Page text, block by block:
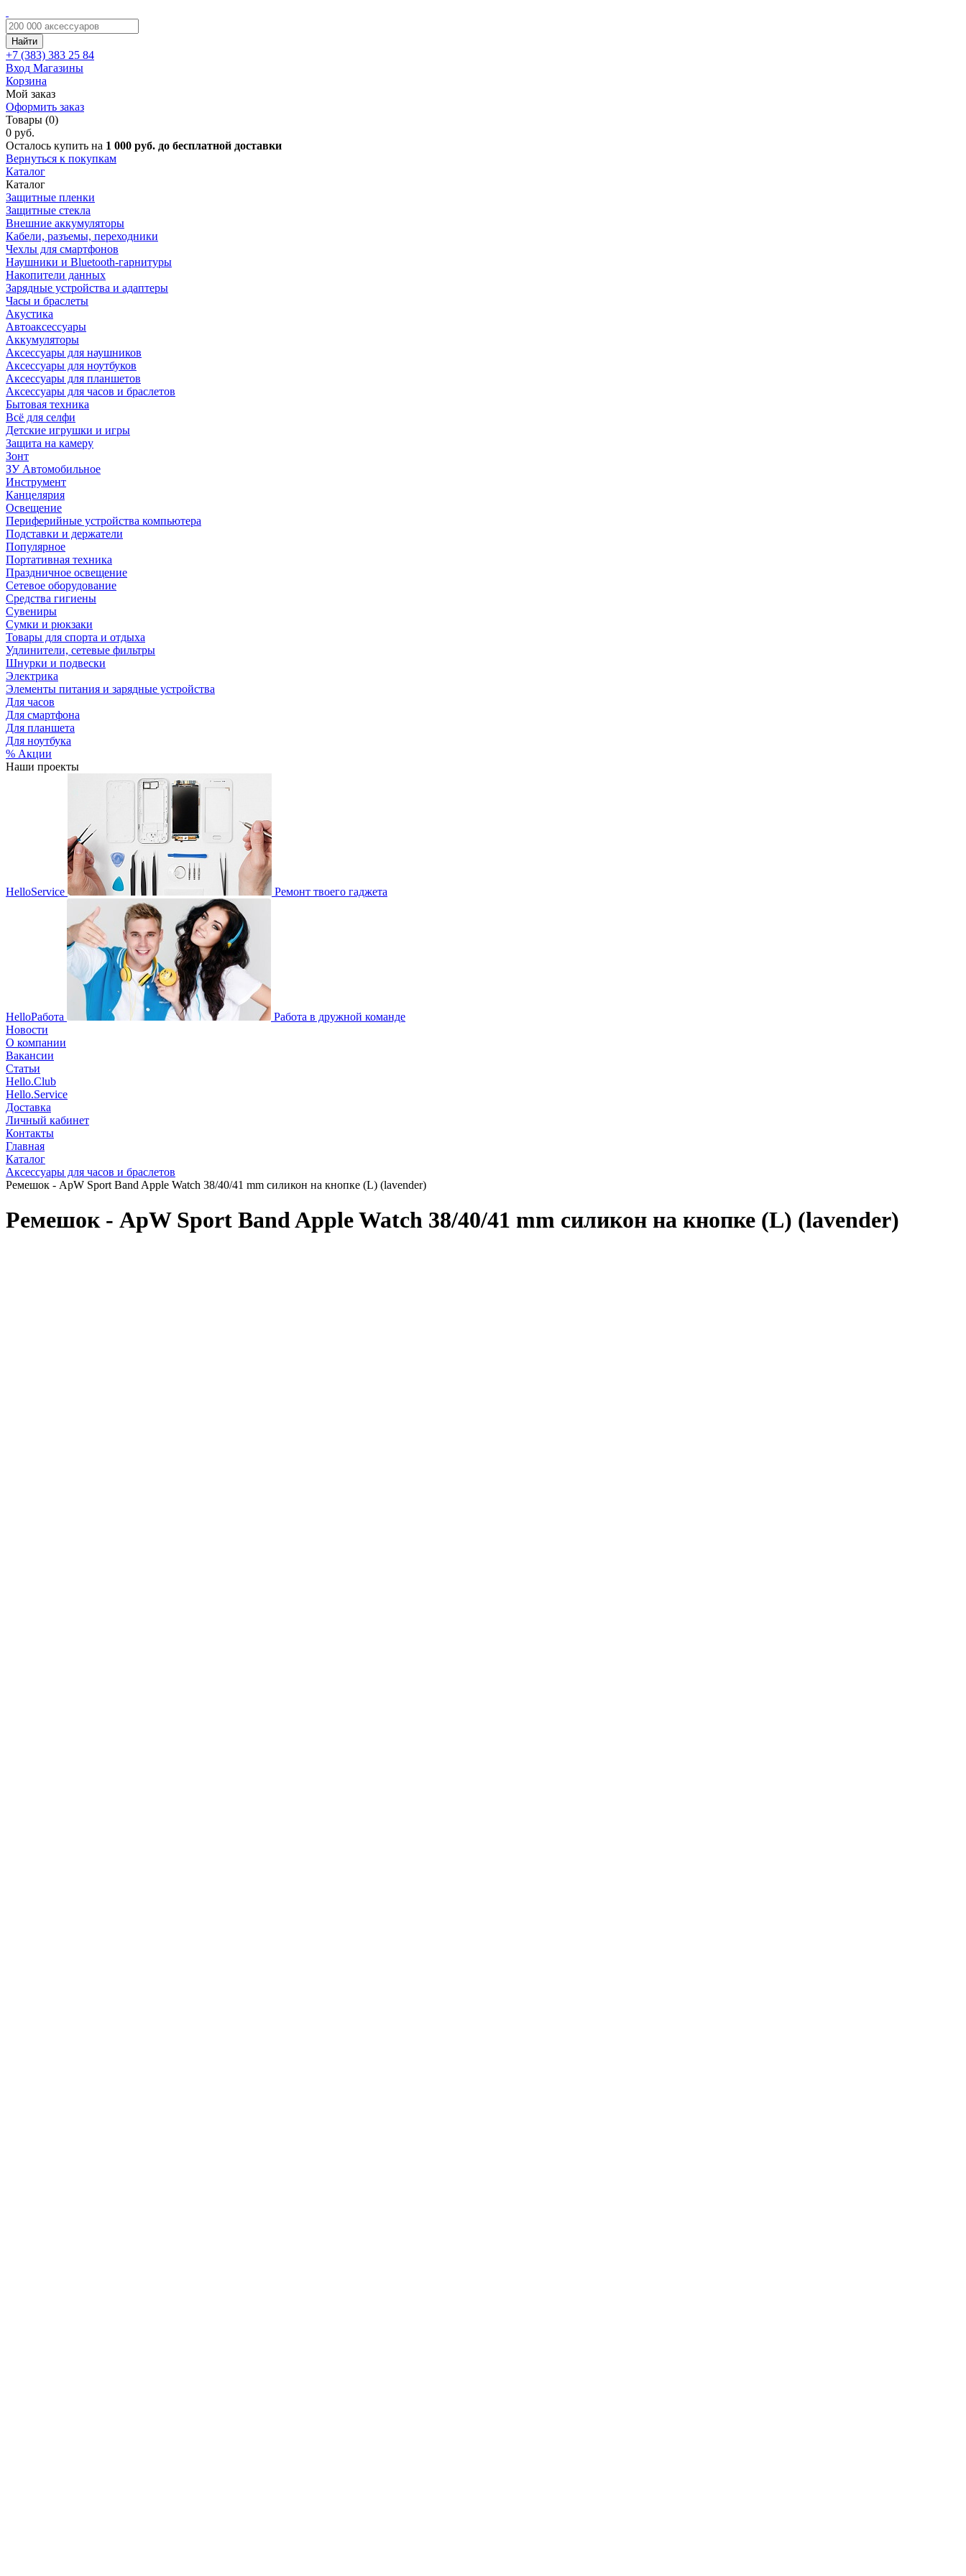
Найти
+7 (383) 383 25 84
Вход Магазины
Корзина
Мой заказ
Оформить заказ
Товары (0)
0 руб.
Осталось купить на 1 000 руб. до бесплатной доставки
Вернуться к покупкам
Каталог
Каталог
Защитные пленки
Защитные стекла
Внешние аккумуляторы
Кабели, разъемы, переходники
Чехлы для смартфонов
Наушники и Bluetooth-гарнитуры
Накопители данных
Зарядные устройства и адаптеры
Часы и браслеты
Акустика
Автоаксессуары
Аккумуляторы
Аксессуары для наушников
Аксессуары для ноутбуков
Аксессуары для планшетов
Аксессуары для часов и браслетов
Бытовая техника
Всё для селфи
Детские игрушки и игры
Защита на камеру
Зонт
ЗУ Автомобильное
Инструмент
Канцелярия
Освещение
Периферийные устройства компьютера
Подставки и держатели
Популярное
Портативная техника
Праздничное освещение
Сетевое оборудование
Средства гигиены
Сувениры
Сумки и рюкзаки
Товары для спорта и отдыха
Удлинители, сетевые фильтры
Шнурки и подвески
Электрика
Элементы питания и зарядные устройства
Для часов
Для смартфона
Для планшета
Для ноутбука
% Акции
Наши проекты
HelloService Ремонт твоего гаджета
HelloРабота
Работа в дружной команде
Новости
О компании
Вакансии
Статьи
Hello.Club
Hello.Service
Доставка
Личный кабинет
Контакты
Главная
Каталог
Аксессуары для часов и браслетов
Ремешок - ApW Sport Band Apple Watch 38/40/41 mm силикон на кнопке (L) (lavender)
Ремешок - ApW Sport Band Apple Watch 38/40/41 mm силикон на кнопке (L) (lavender)